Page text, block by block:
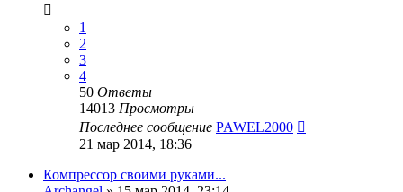
1
2
3
4
50 Ответы
14013 Просмотры
Последнее сообщение PAWEL2000
21 мар 2014, 18:36
Компрессор своими руками...